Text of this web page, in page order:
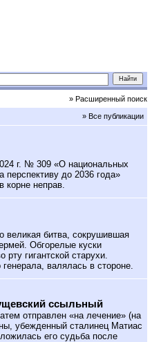
» Расширенный поиск
» Все публикации
г. № 309 «О национальных
перспективу до 2036 года»
корне неправ.
великая битва, сокрушившая
Обгорелые куски
гигантской старухи.
валялась в стороне.
ссыльный
отправлен «на лечение» (на
убежденный сталинец Матиас
его судьба после